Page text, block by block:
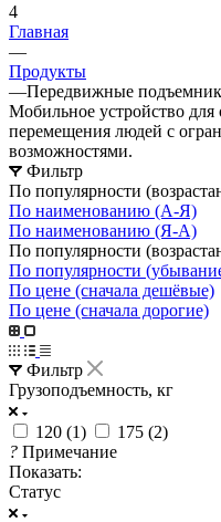
4
Главная
—
Продукты
—Передвижные
Мобильное устройство для
перемещения людей с
возможностями.
Фильтр
По популярности
По наименованию (А-Я)
По наименованию (Я-А)
По популярности
По популярности
По цене (сначала дешёвые)
По цене (сначала дорогие)
Фильтр
Грузоподъемность, кг
120 (1) 175 (2)
? Примечание
Показать:
Статус